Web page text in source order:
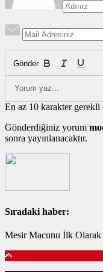
Gönder
En az 10 karakter gerekli
Gönderdiğiniz yorum
sonra yayınlanacaktır.
Sıradaki haber:
Mesir Macunu İlk Olarak